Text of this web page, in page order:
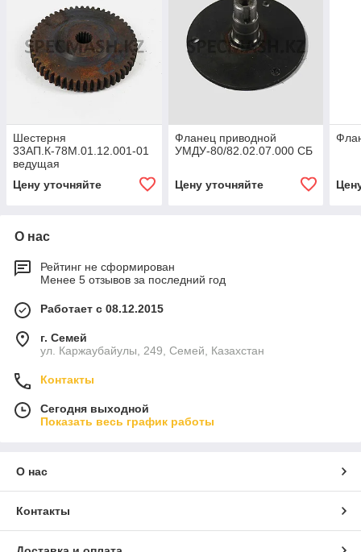
Шестерня
33АП.К-78М.01.12.001-01
ведущая
Цену уточняйте
Фланец приводной
УМДУ-80/82.02.07.000 СБ
Цену уточняйте
О нас
Рейтинг не сформирован
Менее 5 отзывов за последний год
Работает с 08.12.2015
г. Семей
ул. Каржаубайулы, 249, Семей, Казахстан
Контакты
Сегодня выходной
Показать весь график работы
О нас
Контакты